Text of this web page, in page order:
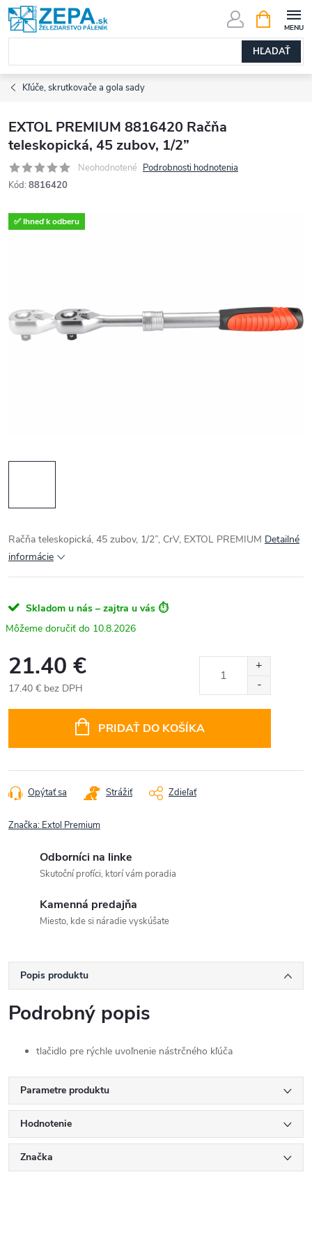
Prejsť
na
obsah
HĽADAŤ
KOŠÍK
Kľúče, skrutkovače a gola sady
EXTOL PREMIUM 8816420 Račňa
teleskopická, 45 zubov, 1/2”
Neohodnotené Podrobnosti hodnotenia
Kód: 8816420
✅ Ihneď k odberu
Račňa teleskopická, 45 zubov, 1/2”, CrV, EXTOL PREMIUM Detailné
informácie
Skladom u nás – zajtra u vás ⏱️
10.8.2026
21.40 €
17.40 € bez DPH
PRIDAŤ DO KOŠÍKA
Opýtať sa Strážiť Zdieľať
Značka: Extol Premium
Odborníci na linke
Skutoční profíci, ktorí vám poradia
Kamenná predajňa
Miesto, kde si náradie vyskúšate
Popis produktu
Podrobný popis
tlačidlo pre rýchle uvoľnenie nástrčného kľúča
Parametre produktu
Hodnotenie
Značka